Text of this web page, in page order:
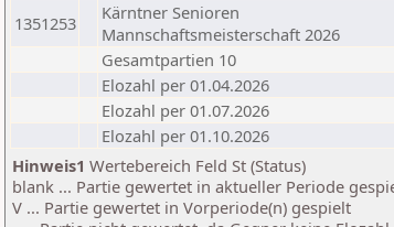
1351253
Kärntner Senioren
Mannschaftsmeisterschaft 2026
Gesamtpartien 10
Elozahl per 01.04.2026
Elozahl per 01.07.2026
Elozahl per 01.10.2026
Hinweis1 Wertebereich Feld St (Status)
blank ... Partie gewertet in aktueller Periode
V ... Partie gewertet in Vorperiode(n) gespielt